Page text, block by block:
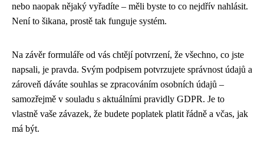
nebo naopak nějaký vyřadíte – měli byste to co nejdřív nahlásit.
Není to šikana, prostě tak funguje systém.
Na závěr formuláře od vás chtějí potvrzení, že všechno, co jste
napsali, je pravda. Svým podpisem potvrzujete správnost údajů a
zároveň dáváte souhlas se zpracováním osobních údajů –
samozřejmě v souladu s aktuálními pravidly GDPR. Je to
vlastně vaše závazek, že budete poplatek platit řádně a včas, jak
má být.